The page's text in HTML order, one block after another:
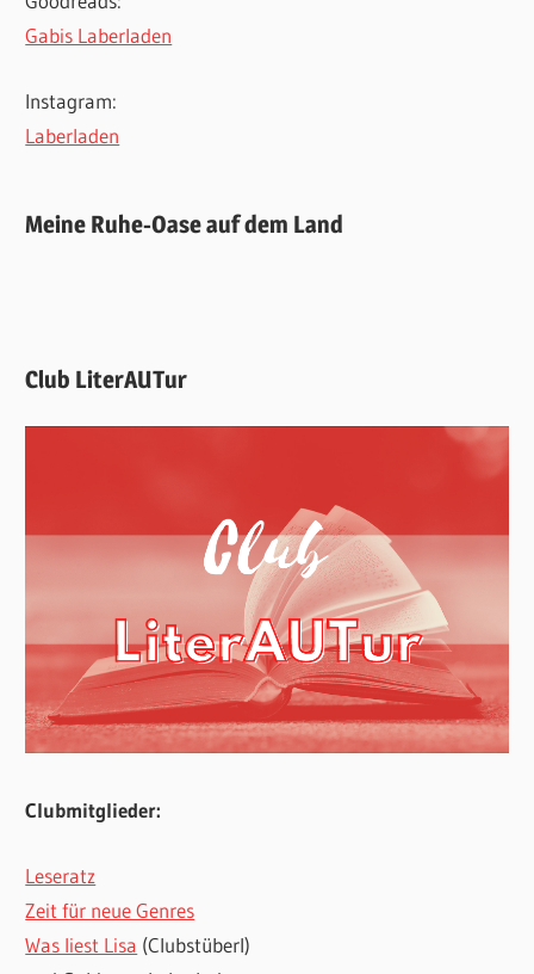
Gabis Laberladen
Instagram:
Laberladen
Meine Ruhe-Oase auf dem Land
Club LiterAUTur
Clubmitglieder:
Leseratz
Zeit für neue Genres
Was liest Lisa (Clubstüberl)